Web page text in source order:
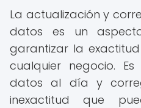
La actualización y
datos es un
garantizar la
cualquier negocio.
datos al día y
inexactitud que